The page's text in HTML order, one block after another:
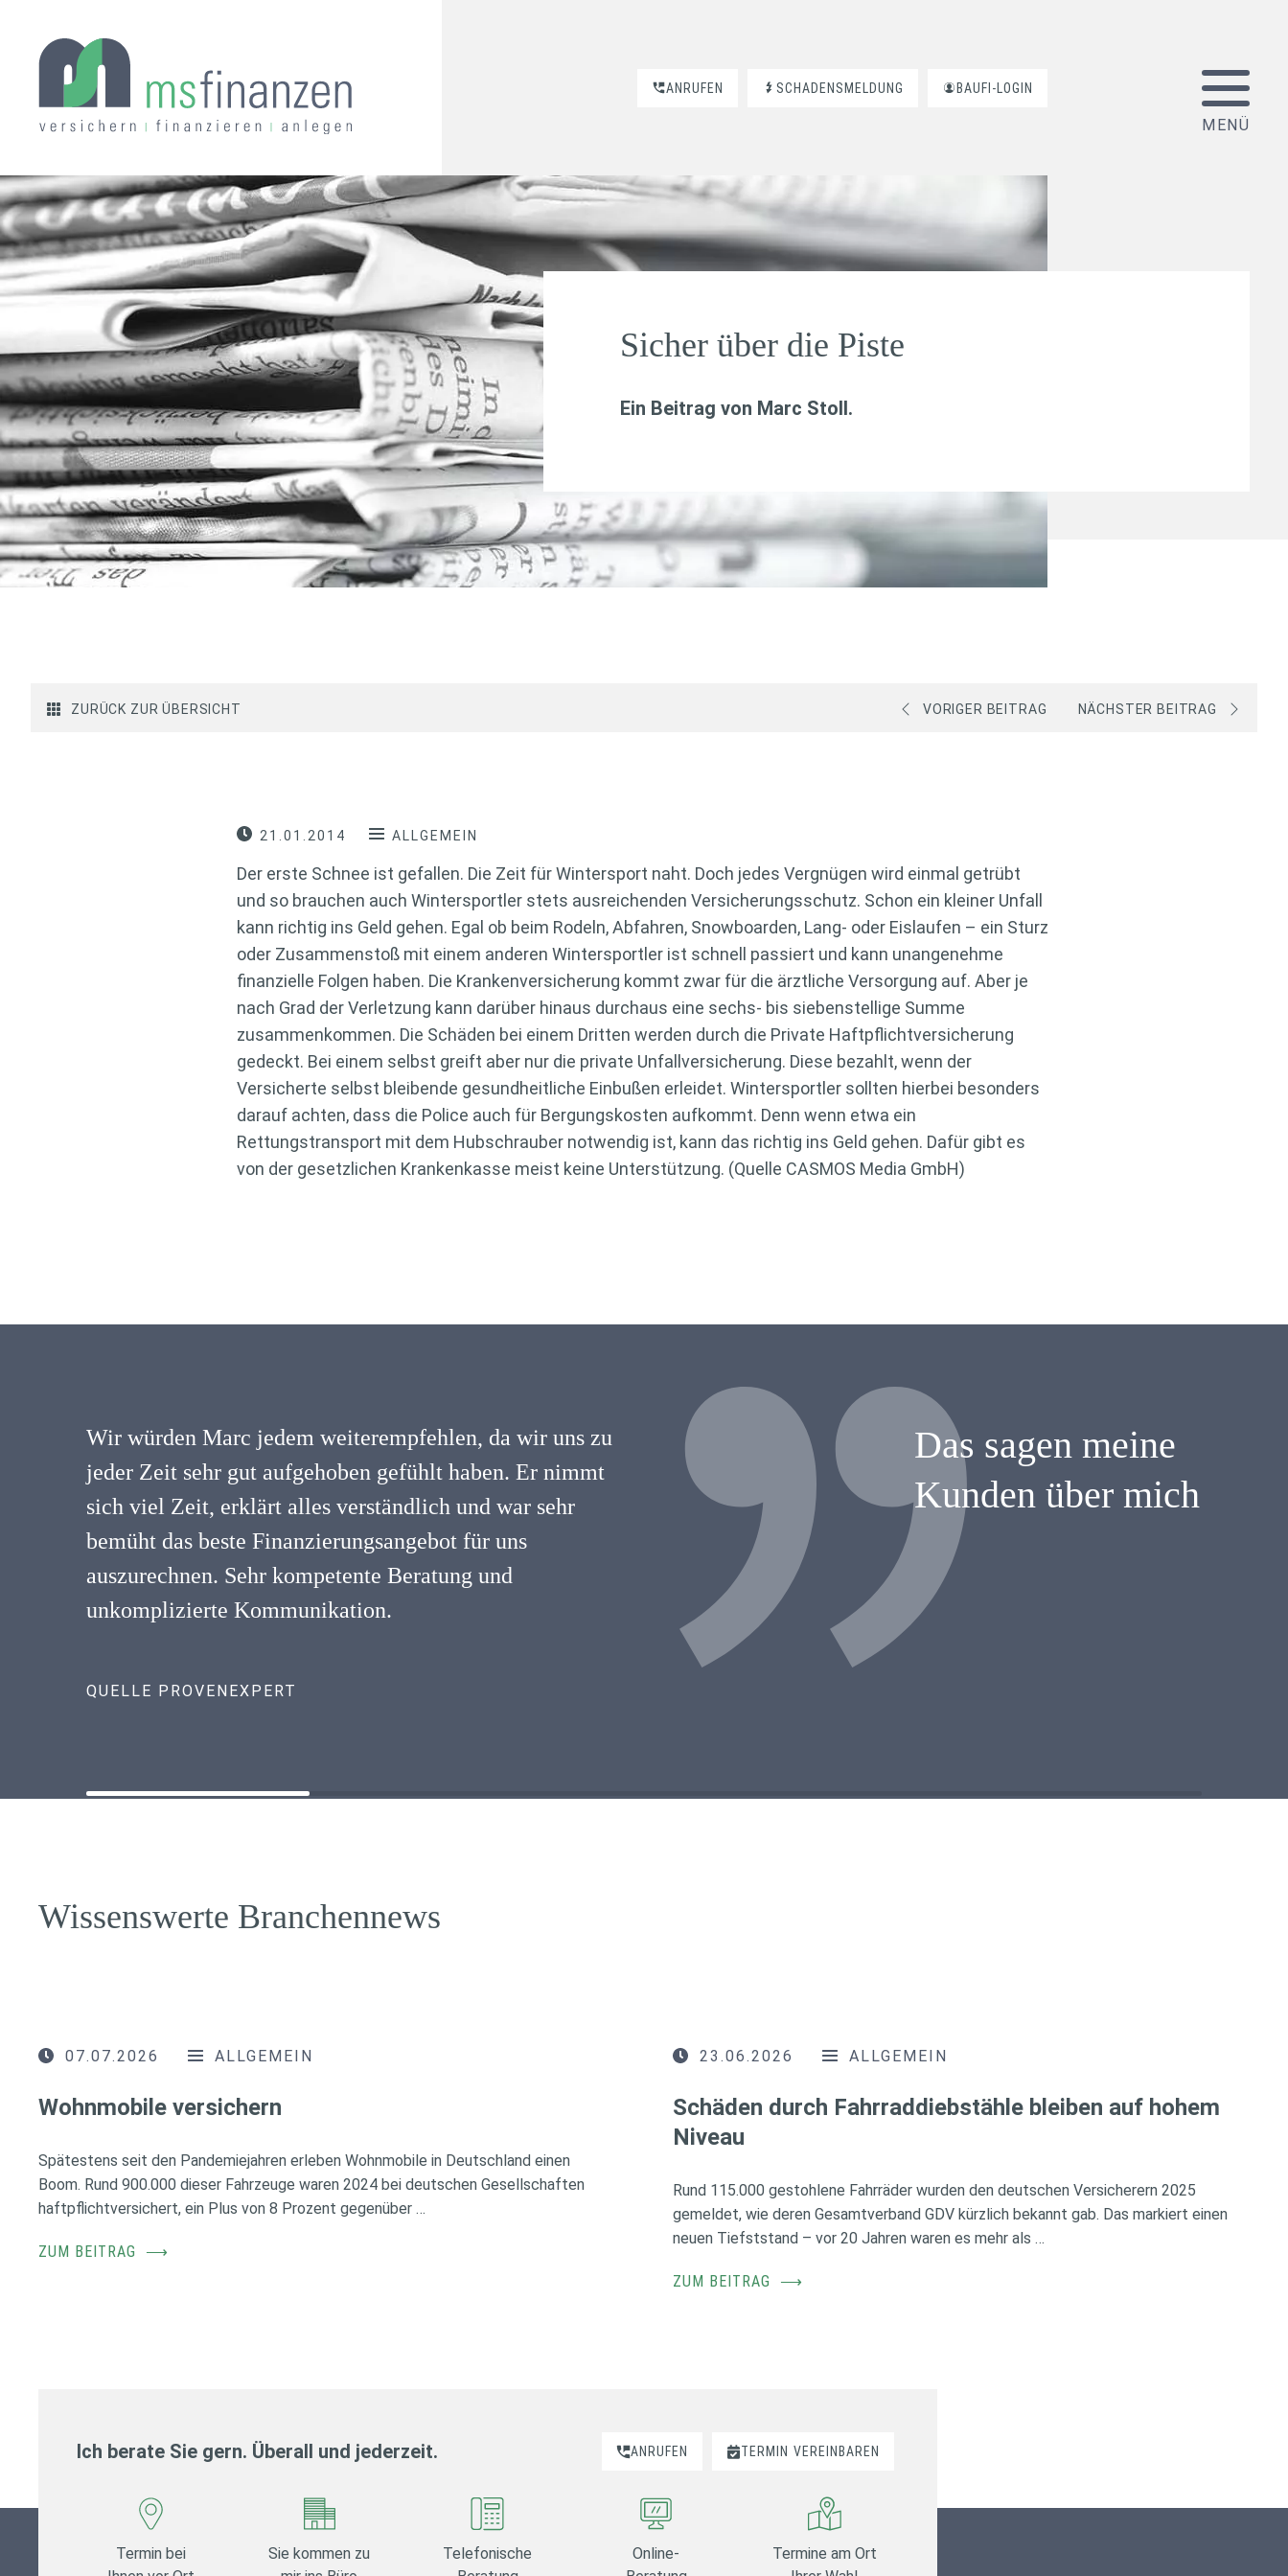
ANRUFEN SCHADENSMELDUNG BAUFI-LOGIN
Sicher über die Piste
Ein Beitrag von Marc Stoll.
ZURÜCK ZUR ÜBERSICHT VORIGER BEITRAG NÄCHSTER BEITRAG
21.01.2014 ALLGEMEIN
Der erste Schnee ist gefallen. Die Zeit für Wintersport naht. Doch jedes Vergnügen wird einmal getrübt
und so brauchen auch Wintersportler stets ausreichenden Versicherungsschutz. Schon ein kleiner Unfall
kann richtig ins Geld gehen. Egal ob beim Rodeln, Abfahren, Snowboarden, Lang- oder Eislaufen – ein Sturz
oder Zusammenstoß mit einem anderen Wintersportler ist schnell passiert und kann unangenehme
finanzielle Folgen haben. Die Krankenversicherung kommt zwar für die ärztliche Versorgung auf. Aber je
nach Grad der Verletzung kann darüber hinaus durchaus eine sechs- bis siebenstellige Summe
zusammenkommen. Die Schäden bei einem Dritten werden durch die Private Haftpflichtversicherung
gedeckt. Bei einem selbst greift aber nur die private Unfallversicherung. Diese bezahlt, wenn der
Versicherte selbst bleibende gesundheitliche Einbußen erleidet. Wintersportler sollten hierbei besonders
darauf achten, dass die Police auch für Bergungskosten aufkommt. Denn wenn etwa ein
Rettungstransport mit dem Hubschrauber notwendig ist, kann das richtig ins Geld gehen. Dafür gibt es
von der gesetzlichen Krankenkasse meist keine Unterstützung. (Quelle CASMOS Media GmbH)
Das sagen meine
Kunden über mich
Wir würden Marc jedem weiterempfehlen, da wir uns zu
jeder Zeit sehr gut aufgehoben gefühlt haben. Er nimmt
sich viel Zeit, erklärt alles verständlich und war sehr
bemüht das beste Finanzierungsangebot für uns
auszurechnen. Sehr kompetente Beratung und
unkomplizierte Kommunikation.
QUELLE PROVENEXPERT
Wissenswerte Branchennews
07.07.2026 ALLGEMEIN
Wohnmobile versichern
Spätestens seit den Pandemiejahren erleben Wohnmobile in Deutschland einen
Boom. Rund 900.000 dieser Fahrzeuge waren 2024 bei deutschen Gesellschaften
haftpflichtversichert, ein Plus von 8 Prozent gegenüber …
ZUM BEITRAG ⟶
23.06.2026 ALLGEMEIN
Schäden durch Fahrraddiebstähle bleiben auf hohem
Niveau
Rund 115.000 gestohlene Fahrräder wurden den deutschen Versicherern 2025
gemeldet, wie deren Gesamtverband GDV kürzlich bekannt gab. Das markiert einen
neuen Tiefststand – vor 20 Jahren waren es mehr als …
ZUM BEITRAG ⟶
Ich berate Sie gern. Überall und jederzeit. ANRUFEN TERMIN VEREINBAREN
Termin bei
Sie kommen zu
Telefonische
Online-
Termine am Ort